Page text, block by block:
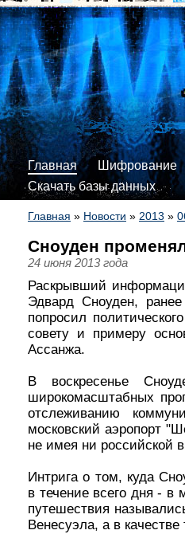
Главная
Шифрование
Скачать базы данных
Главная » Новости » 2013 »
Сноуден
24 июня 2013 года
Раскрывший
Эдвард Сноуден,
попросил
совету и примеру
Ассанжа.
В воскресенье
широкомасштабных
отслеживанию
московский аэропорт
не имея ни российской
Интрига о том, куда
в течение всего дня -
путешествия
Венесуэла, а в качестве